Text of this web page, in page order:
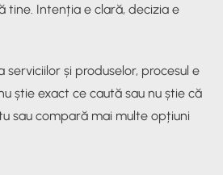
tine. Intenția e clară, decizia e
și produselor, procesul e
știe exact ce caută sau nu știe că
sau compară mai multe opțiuni